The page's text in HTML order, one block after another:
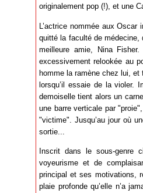
originalement pop (!), et une
L’actrice nommée aux
quitté la faculté de médecine,
meilleure amie, Nina
excessivement relookée au
homme la ramène chez lui, et
lorsqu’il essaie de la violer.
demoiselle tient alors un
une barre verticale par
"victime". Jusqu’au jour où
sortie...
Inscrit dans le sous-genre
voyeurisme et de
principal et ses motivations,
plaie profonde qu’elle n’a